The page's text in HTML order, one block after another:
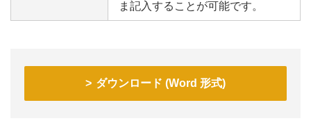
ま記入することが可能です。
ダウンロード (Word 形式)